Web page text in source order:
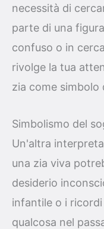
necessità di
parte di una
confuso o in
rivolge la tua
zia come
Simbolismo del
Un'altra
una zia viva
desiderio
infantile o i
qualcosa nel